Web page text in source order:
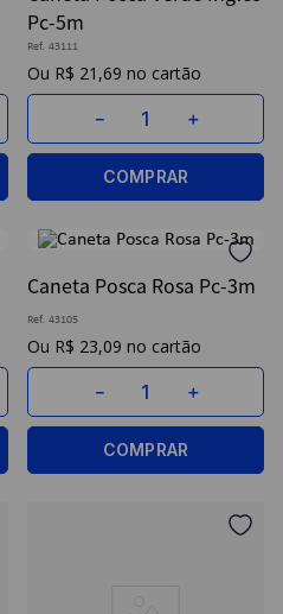
Pc-5m
Ref. 43111
R$ 21 ,69
＋
－
COMPRAR
Caneta Posca Rosa Pc-3m
Ref. 43105
R$ 23,09
＋
－
COMPRAR
9º
caderno
10º post it